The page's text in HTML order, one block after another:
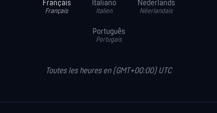
Français
Français
Italiano
Italien
Nederlands
Néerlandais
Português
Portugais
Toutes les heures en (GMT+00:00) UTC